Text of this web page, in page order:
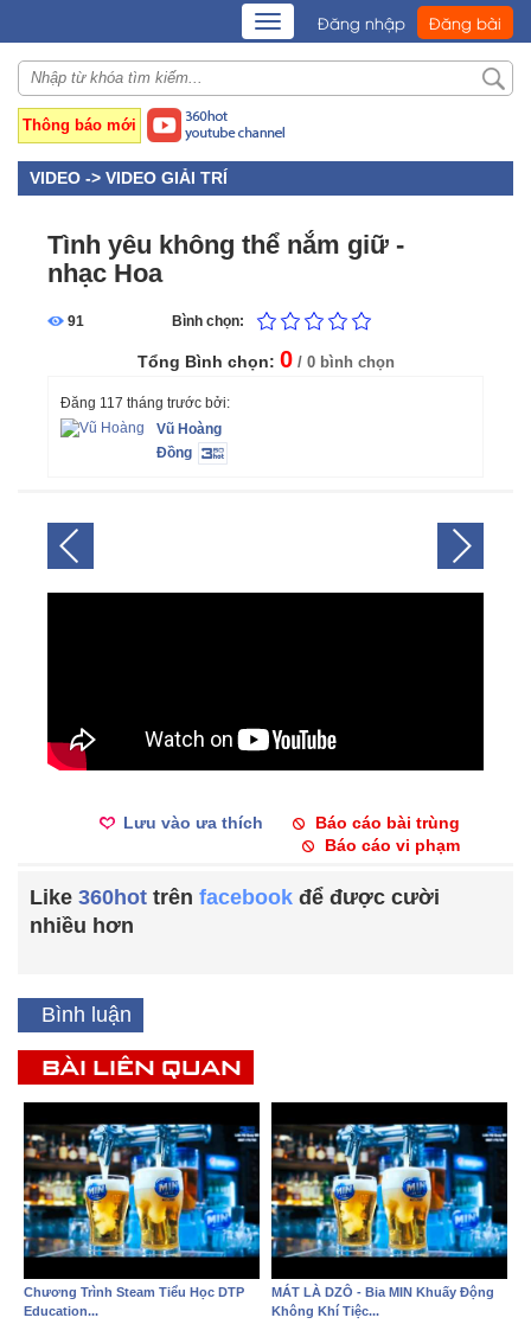
TOGGLE
NAVIGATION
Đăng nhập Đăng bài
Thông báo mới
VIDEO -> VIDEO GIẢI TRÍ
Tình yêu không thể nắm giữ -
nhạc Hoa
91 Bình chọn:
Tổng Bình chọn: 0 / 0 bình chọn
Đăng 117 tháng trước bởi:
Vũ Hoàng
Đồng
Lưu vào ưa thích
Báo cáo bài trùng
Báo cáo vi phạm
Like 360hot trên facebook để được cười
nhiều hơn
Bình luận
BÀI LIÊN QUAN
Chương Trình Steam Tiểu Học DTP
Education...
MÁT LÀ DZÔ - Bia MIN Khuấy Động
Không Khí Tiệc...